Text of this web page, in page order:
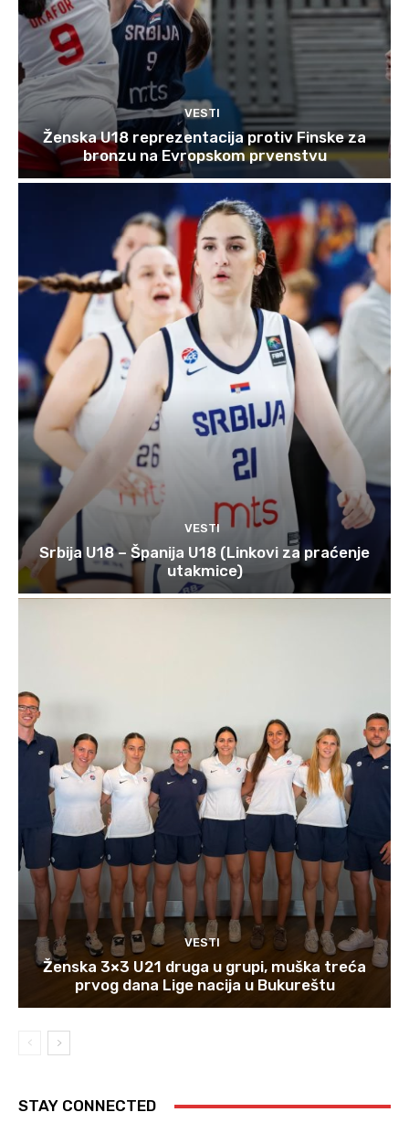
VESTI
Ženska U18 reprezentacija protiv Finske za
bronzu na Evropskom prvenstvu
VESTI
Srbija U18 – Španija U18 (Linkovi za praćenje
utakmice)
VESTI
Ženska 3×3 U21 druga u grupi, muška treća
prvog dana Lige nacija u Bukureštu
STAY CONNECTED